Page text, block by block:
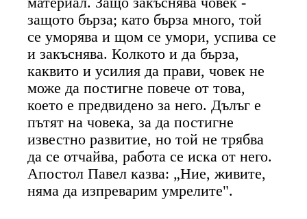
защото бърза; като бърза много, той
се уморява и щом се умори, успива се
и закъснява. Колкото и да бърза,
каквито и усилия да прави, човек не
може да постигне повече от това,
което е предвидено за него. Дълъг е
пътят на човека, за да постигне
известно развитие, но той не трябва
да се отчайва, работа се иска от него.
Апостол Павел казва: „Ние, живите,
няма да изпреварим умрелите".